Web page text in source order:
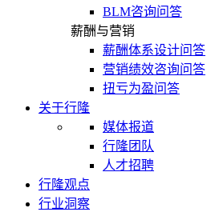
BLM咨询问答
薪酬与营销
薪酬体系设计问答
营销绩效咨询问答
扭亏为盈问答
关于行隆
媒体报道
行隆团队
人才招聘
行隆观点
行业洞察